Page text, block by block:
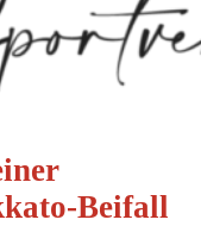
Beifall